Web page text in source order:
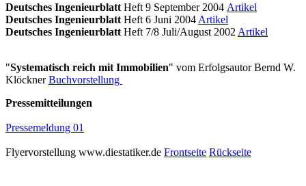
Deutsches Ingenieurblatt Heft 9 September 2004 Artikel
Deutsches Ingenieurblatt Heft 6 Juni 2004 Artikel
Deutsches Ingenieurblatt Heft 7/8 Juli/August 2002 Artikel
"Systematisch reich mit Immobilien" vom Erfolgsautor Bernd W.
KlöcknerBuchvorstellung
Pressemitteilungen
Pressemeldung 01
Flyervorstellung www.diestatiker.de Frontseite Rückseite